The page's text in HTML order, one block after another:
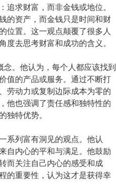
求财富，而非金钱或地位。
的资产，而金钱只是时间和财
位置。这一观点颠覆了很多人
去思考财富和成功的含义。
念。他认为，每个人都应该找到
值的产品或服务。通过不断打
劳动力或复制边际成本为零的
他也强调了责任感和独特性的
特优势。
系列富有洞见的观点。他认
自内心的平和与满足。他鼓励
而关注自己内心的感受和成
的重要性，认为这才是获得幸